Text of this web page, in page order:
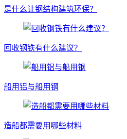
是什么让钢结构建筑环保？
回收钢铁有什么建议？
船用铝与船用钢
造船都需要用哪些材料